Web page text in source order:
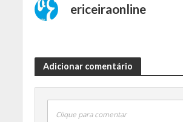
ericeiraonline
Adicionar comentário
Clique para comentar